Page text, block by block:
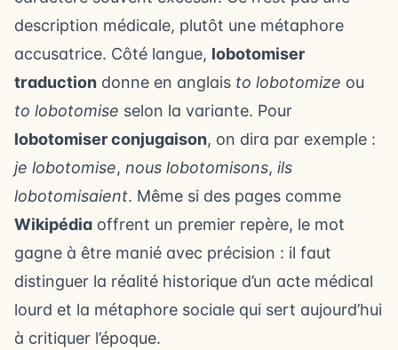
description médicale, plutôt une métaphore
accusatrice. Côté langue, lobotomiser
traduction donne en anglais to lobotomize ou
to lobotomise selon la variante. Pour
lobotomiser conjugaison, on dira par exemple :
je lobotomise, nous lobotomisons, ils
lobotomisaient. Même si des pages comme
Wikipédia offrent un premier repère, le mot
gagne à être manié avec précision : il faut
distinguer la réalité historique d’un acte médical
lourd et la métaphore sociale qui sert aujourd’hui
à critiquer l’époque.